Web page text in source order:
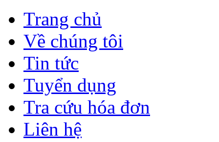
Trang chủ
Về chúng tôi
Tin tức
Tuyển dụng
Tra cứu hóa đơn
Liên hệ